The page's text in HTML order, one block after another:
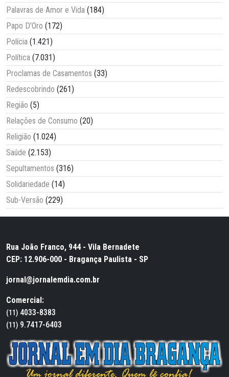
Palavras de Amor e Vida (184)
Papo D'Oro (172)
Polícia (1.421)
Política (7.031)
Proclamas de Casamentos (33)
Redescobrindo (261)
Região (5)
Relações de Consumo (20)
Religião (1.024)
Saúde (2.153)
Sepultamentos (316)
Solidariedade (14)
Sub-Versão (229)
Rua João Franco, 944 - Vila Bernadete
CEP: 12.906-000 - Bragança Paulista - SP
jornal@jornalemdia.com.br
Comercial:
(11) 4033-8383
(11) 9.7417-6403